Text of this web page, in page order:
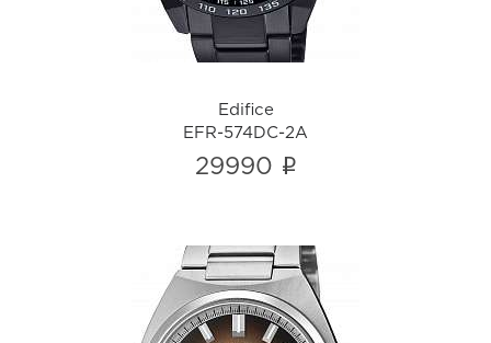
Edifice
EFR-574DC-2A
29990 i